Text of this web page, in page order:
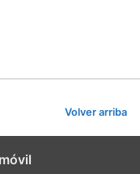
Volver arriba